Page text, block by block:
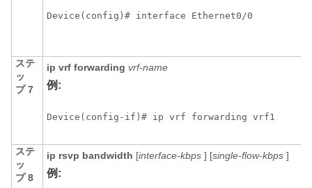
Device(config)# interface Ethernet0/0
ステ
ッ
プ 7
ip vrf forwarding vrf-name
例:
Device(config-if)# ip vrf forwarding vrf1
ステ
ッ
プ 8
ip rsvp bandwidth [interface-kbps ] [single-flow-kbps ]
例: